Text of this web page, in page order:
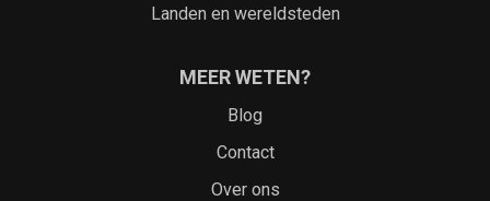
Landen en wereldsteden
MEER WETEN?
Blog
Contact
Over ons